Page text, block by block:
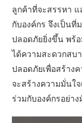
ลูกค้าที่จะสรรหา
กับองค์กร จึงเป็น
ปลอดภัยยิ่งขึ้น พร้
ได้ความสะดวกสบ
ปลอดภัยเพื่อสร้าง
จะสร้างความมั่นใ
ร่วมกับองค์กรอย่า